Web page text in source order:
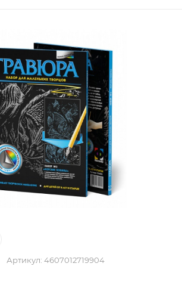
Артикул: 4607012719904